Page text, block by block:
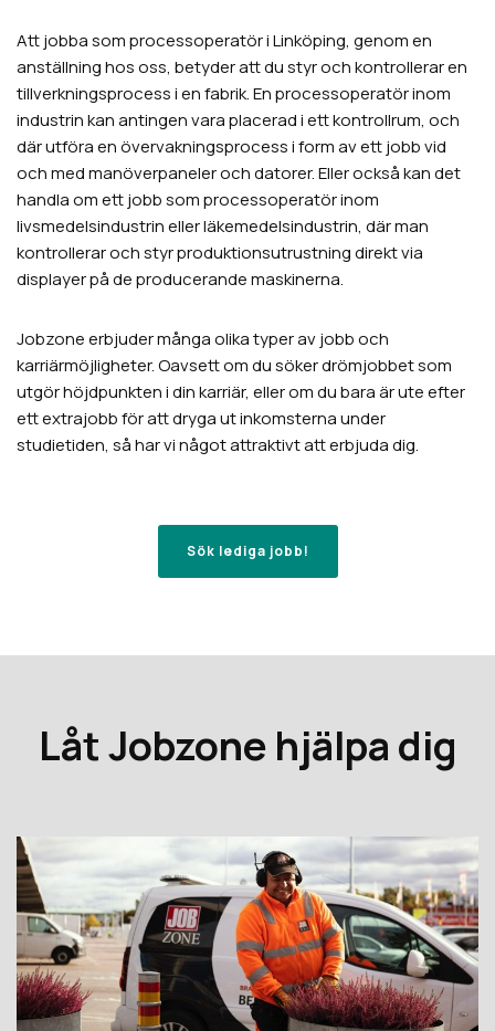
Att jobba som processoperatör i Linköping, genom en
anställning hos oss, betyder att du styr och kontrollerar en
tillverkningsprocess i en fabrik. En processoperatör inom
industrin kan antingen vara placerad i ett kontrollrum, och
där utföra en övervakningsprocess i form av ett jobb vid
och med manöverpaneler och datorer. Eller också kan det
handla om ett jobb som processoperatör inom
livsmedelsindustrin eller läkemedelsindustrin, där man
kontrollerar och styr produktionsutrustning direkt via
displayer på de producerande maskinerna.
Jobzone erbjuder många olika typer av jobb och
karriärmöjligheter. Oavsett om du söker drömjobbet som
utgör höjdpunkten i din karriär, eller om du bara är ute efter
ett extrajobb för att dryga ut inkomsterna under
studietiden, så har vi något attraktivt att erbjuda dig.
Sök lediga jobb!
Låt Jobzone hjälpa dig